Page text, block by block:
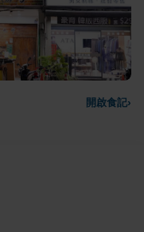
開啟食記›